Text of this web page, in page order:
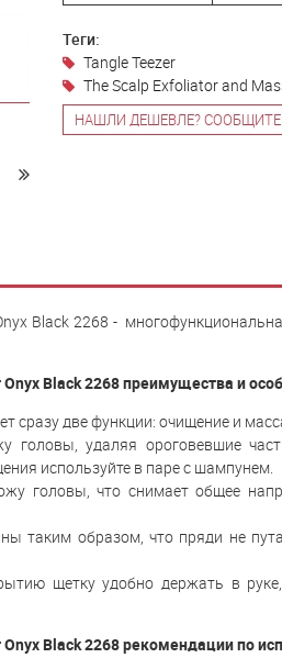
Теги:
Tangle Teezer
The Scalp Exfoliator and
НАШЛИ ДЕШЕВЛЕ?
Black 2268 -
Black 2268 преимущества и
сразу две функции: очищение и
головы, удаляя ороговевшие
используйте в паре с шампунем.
головы, что снимает общее
таким образом, что пряди не
щетку удобно держать в
Black 2268 рекомендации по